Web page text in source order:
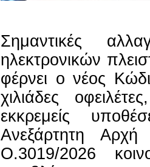
Σημαντικές
ηλεκτρονικών
φέρνει ο νέος
χιλιάδες
εκκρεμείς
Ανεξάρτητη
Ο.3019/2026